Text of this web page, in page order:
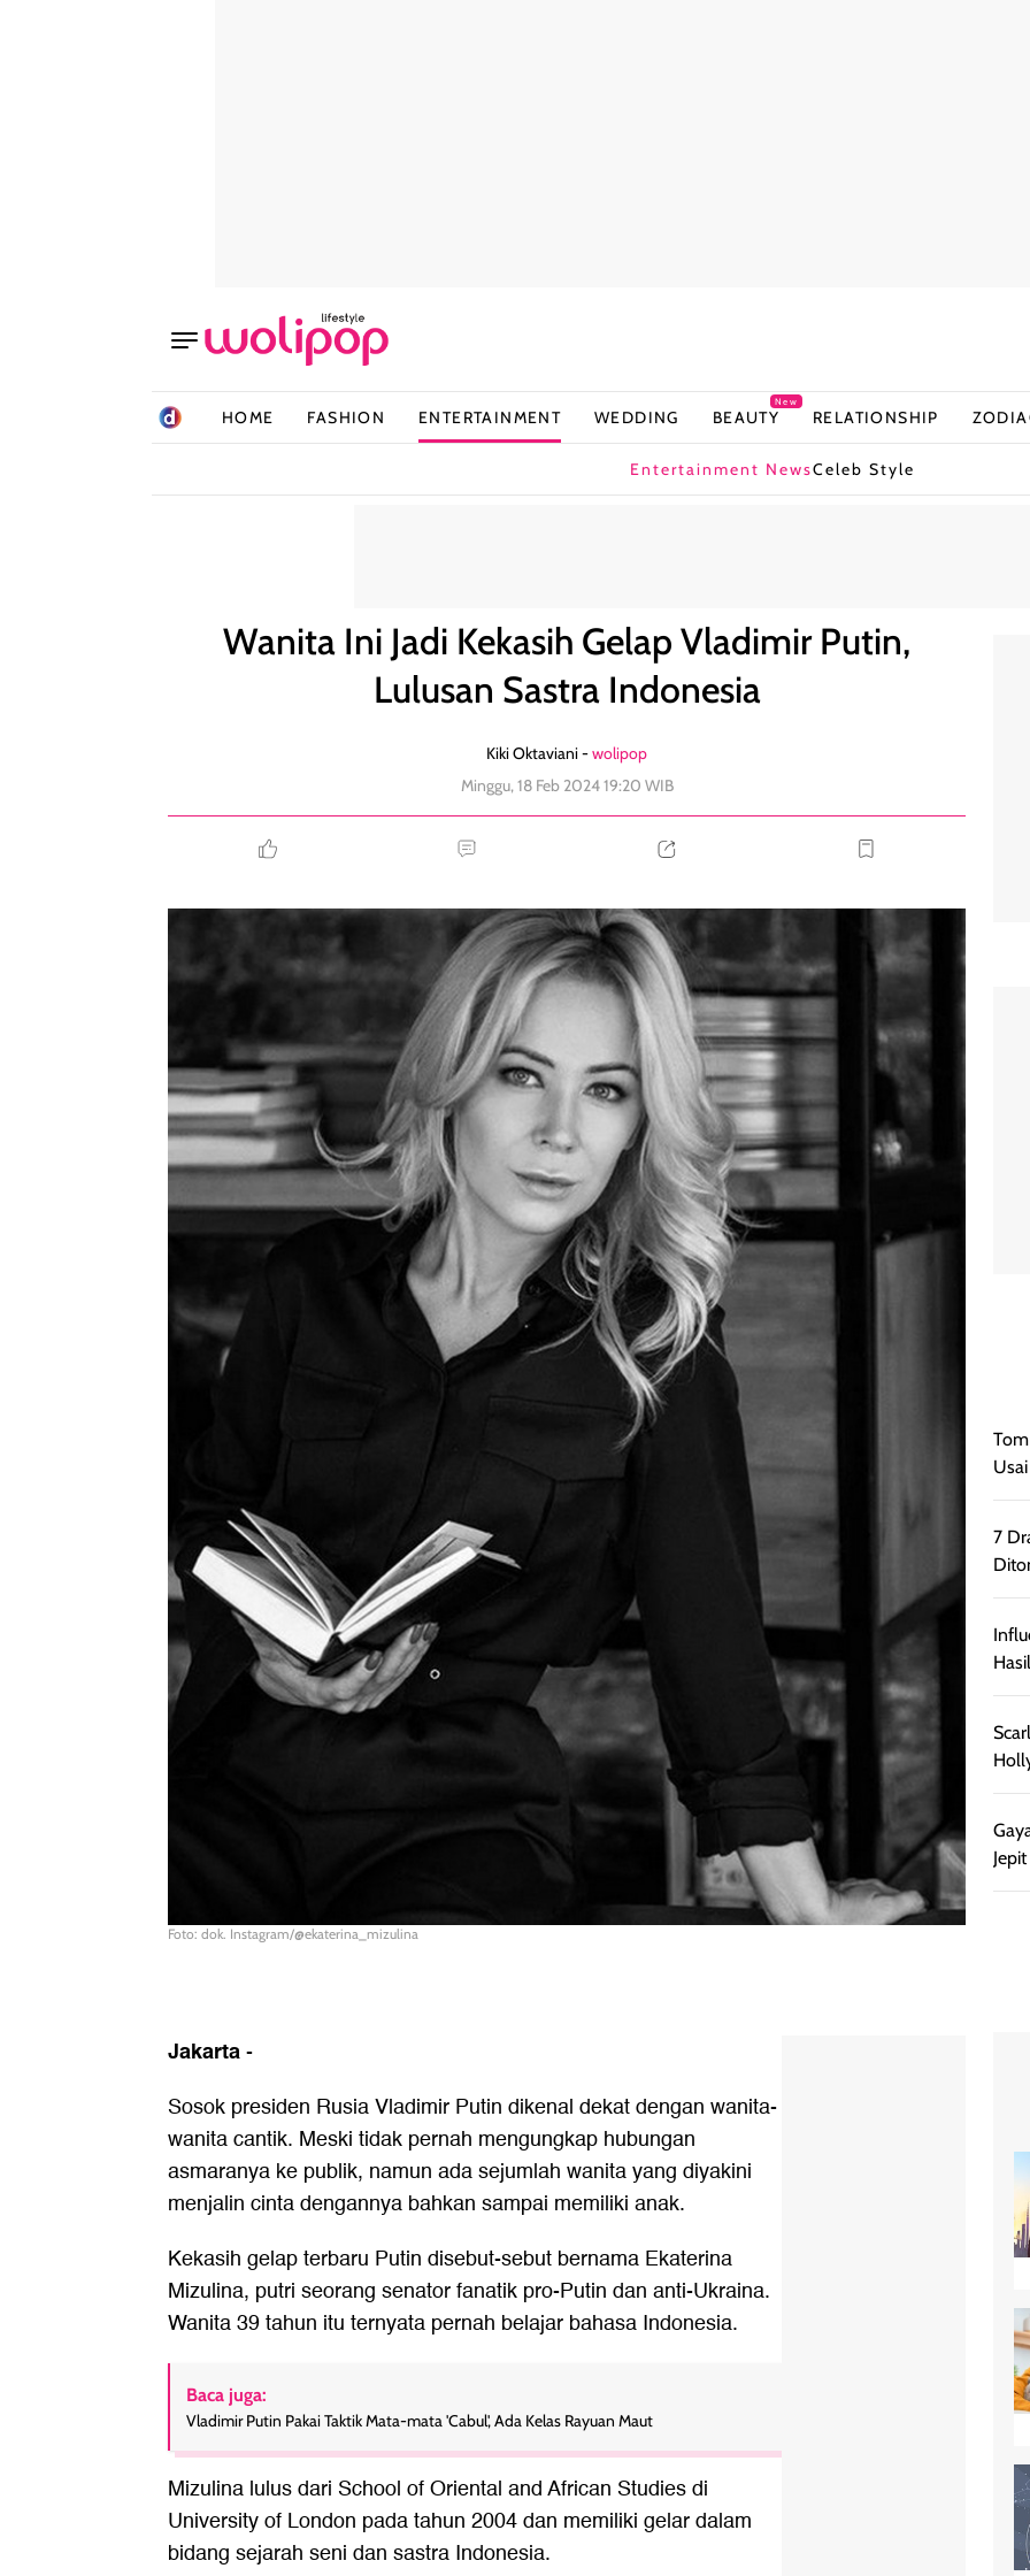
HOME FASHION ENTERTAINMENT WEDDING BEAUTY
New
RELATIONSHIP
Entertainment NewsCeleb Style
Wanita Ini Jadi Kekasih Gelap Vladimir Putin,
Lulusan Sastra Indonesia
Kiki Oktaviani -wolipop
Minggu, 18 Feb 2024 19:20 WIB
Foto: dok. Instagram/@ekaterina_mizulina
Jakarta-
Sosok presiden Rusia Vladimir Putin dikenal dekat dengan wanita-
wanita cantik. Meski tidak pernah mengungkap hubungan
asmaranya ke publik, namun ada sejumlah wanita yang diyakini
menjalin cinta dengannya bahkan sampai memiliki anak.
Kekasih gelap terbaru Putin disebut-sebut bernama Ekaterina
Mizulina, putri seorang senator fanatik pro-Putin dan anti-Ukraina.
Wanita 39 tahun itu ternyata pernah belajar bahasa Indonesia.
Baca juga:
Vladimir Putin Pakai Taktik Mata-mata 'Cabul', Ada Kelas Rayuan Maut
Mizulina lulus dari School of Oriental and African Studies di
University of London pada tahun 2004 dan memiliki gelar dalam
bidang sejarah seni dan sastra Indonesia.
7